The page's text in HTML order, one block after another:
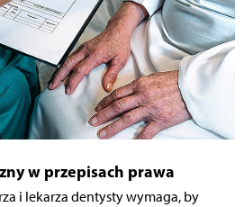
w przepisach prawa
i lekarza dentysty wymaga, by